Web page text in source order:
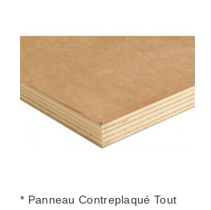
* Panneau Contreplaqué Tout